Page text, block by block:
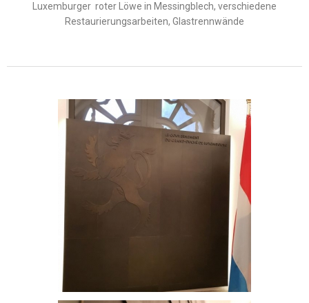
Luxemburger roter Löwe in Messingblech, verschiedene
Restaurierungsarbeiten, Glastrennwände